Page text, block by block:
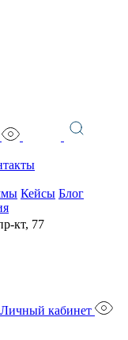
Кейсы Блог
кт, 77
Личный кабинет